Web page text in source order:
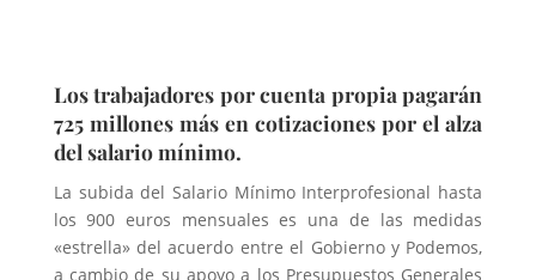
Los trabajadores por cuenta propia pagarán
725 millones más en cotizaciones por el alza
del salario mínimo.
La subida del Salario Mínimo Interprofesional hasta
los 900 euros mensuales es una de las medidas
«estrella» del acuerdo entre el Gobierno y Podemos,
a cambio de su apoyo a los Presupuestos Generales